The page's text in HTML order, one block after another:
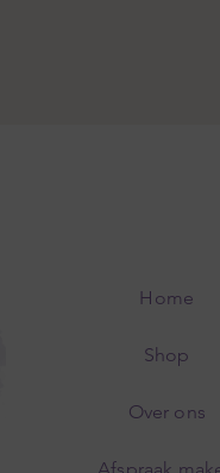
Home
Shop
Over ons